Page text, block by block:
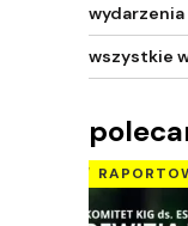
wydarzenia
wszystkie